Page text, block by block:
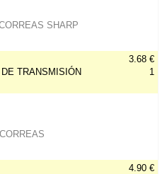
SHARP
TRANSMISIÓN
3.68 €
1
4.90 €